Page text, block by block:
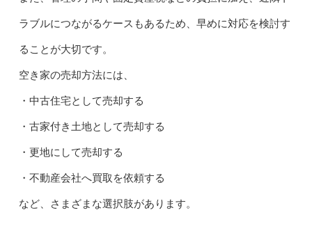
ラブルにつながるケースもあるため、早めに対応を検討す
ることが大切です。
空き家の売却方法には、
・中古住宅として売却する
・古家付き土地として売却する
・更地にして売却する
・不動産会社へ買取を依頼する
など、さまざまな選択肢があります。